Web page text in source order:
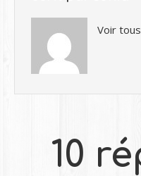
Voir
10